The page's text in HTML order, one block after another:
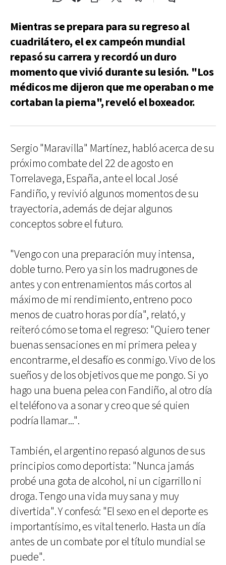
Mientras se prepara para su regreso al
cuadrilátero, el ex campeón mundial
repasó su carrera y recordó un duro
momento que vivió durante su lesión. "Los
médicos me dijeron que me operaban o me
cortaban la pierna", reveló el boxeador.
Sergio "Maravilla" Martínez, habló acerca de su
próximo combate del 22 de agosto en
Torrelavega, España, ante el local José
Fandiño, y revivió algunos momentos de su
trayectoria, además de dejar algunos
conceptos sobre el futuro.
"Vengo con una preparación muy intensa,
doble turno. Pero ya sin los madrugones de
antes y con entrenamientos más cortos al
máximo de mi rendimiento, entreno poco
menos de cuatro horas por día", relató, y
reiteró cómo se toma el regreso: "Quiero tener
buenas sensaciones en mi primera pelea y
encontrarme, el desafío es conmigo. Vivo de los
sueños y de los objetivos que me pongo. Si yo
hago una buena pelea con Fandiño, al otro día
el teléfono va a sonar y creo que sé quien
podría llamar...".
También, el argentino repasó algunos de sus
principios como deportista: "Nunca jamás
probé una gota de alcohol, ni un cigarrillo ni
droga. Tengo una vida muy sana y muy
divertida". Y confesó: "El sexo en el deporte es
importantísimo, es vital tenerlo. Hasta un día
antes de un combate por el título mundial se
puede".